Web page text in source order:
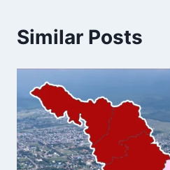
Similar Posts